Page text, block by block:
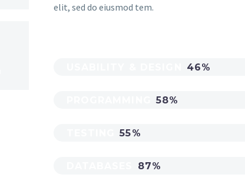
elit, sed do eiusmod tem.
46%
58%
55%
87%